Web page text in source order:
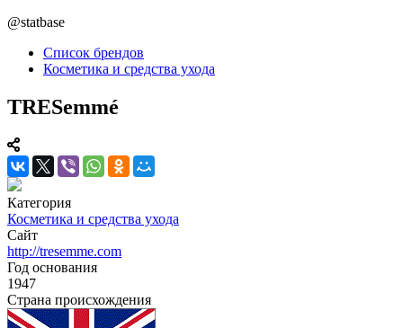
@statbase
Список брендов
Косметика и средства ухода
TRESemmé
Категория
Косметика и средства ухода
Сайт
http://tresemme.com
Год основания
1947
Страна происхождения